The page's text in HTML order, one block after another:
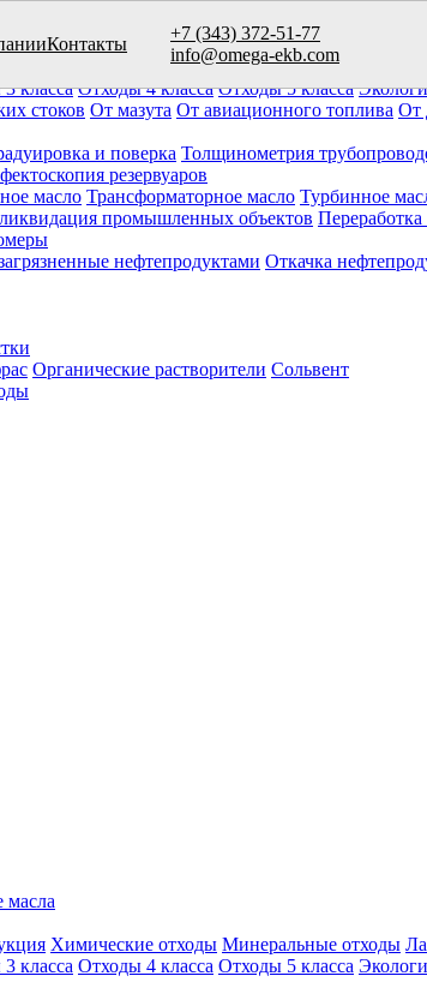
Контакты
+7 (343) 372-51-77
info@omega-ekb.com
Химические отходы Минеральные отходы
класса Отходы 4 класса Отходы 5 класса
стоков От мазута От авиационного топлива От
и поверка Толщинометрия
резервуаров
масло Трансформаторное масло Турбинное
промышленных объектов
нефтепродуктами Откачка
Органические растворители Сольвент
масла
Химические отходы Минеральные отходы
класса Отходы 4 класса Отходы 5 класса